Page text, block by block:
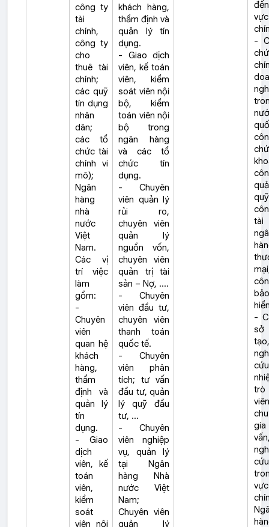
công ty
tài
chính,
công ty
cho
thuê tài
chính;
các quỹ
tín dụng
nhân
dân;
các tổ
chức tài
chính vi
mô);
Ngân
hàng
nhà
nước
Việt
Nam.
Các vị
trí việc
làm
gồm:
-
Chuyên
viên
quan hệ
khách
hàng,
thẩm
định và
quản lý
tín
dụng.
- Giao
dịch
viên, kế
toán
viên,
kiểm
soát
viên nội
khách hàng,
thẩm định và
quản lý tín
dụng.
- Giao dịch
viên, kế toán
viên, kiểm
soát viên nội
bộ, kiểm
toán viên nội
bộ trong
ngân hàng
và các tổ
chức tín
dụng.
- Chuyên
viên quản lý
rủi ro,
chuyên viên
quản lý
nguồn vốn,
chuyên viên
quản trị tài
sản – Nợ, ....
- Chuyên
viên đầu tư,
chuyên viên
thanh toán
quốc tế.
- Chuyên
viên phân
tích; tư vấn
đầu tư, quản
lý quỹ đầu
tư, …
- Chuyên
viên nghiệp
vụ, quản lý
tại Ngân
hàng Nhà
nước Việt
Nam;
Chuyên viên
quản lý
-
tài
bảo
-
trò